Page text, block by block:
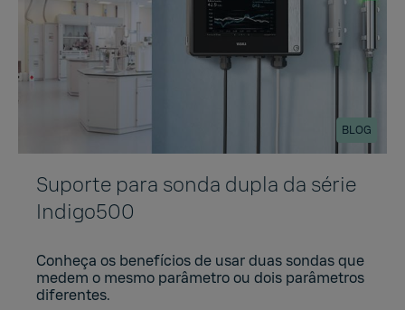
BLOG
Suporte para sonda dupla da série
Indigo500
Conheça os benefícios de usar duas sondas que
medem o mesmo parâmetro ou dois parâmetros
diferentes.